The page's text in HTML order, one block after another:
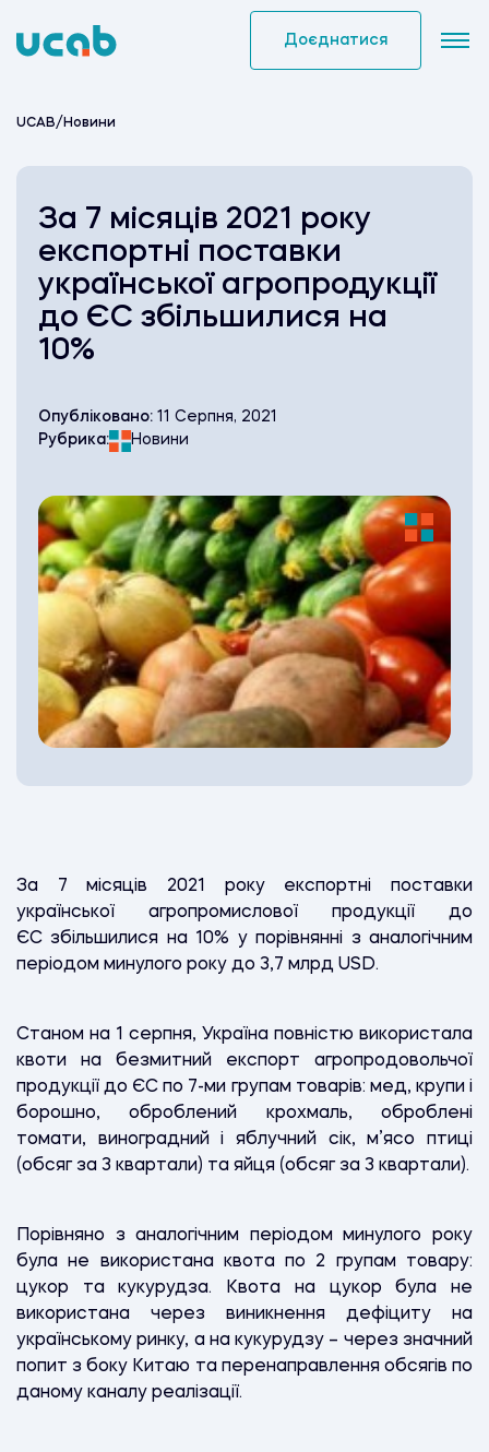
to
Доєднатися
UCAB/ Новини
За 7 місяців 2021 року
експортні поставки
української агропродукції
до ЄС збільшилися на
10%
Опубліковано: 11 Серпня, 2021
Рубрика:
Новини
За 7 місяців 2021 року експортні поставки
української агропромислової продукції до
ЄС збільшилися на 10% у порівнянні з аналогічним
періодом минулого року до 3,7 млрд USD.
Станом на 1 серпня, Україна повністю використала
квоти на безмитний експорт агропродовольчої
продукції до ЄС по 7-ми групам товарів: мед, крупи і
борошно, оброблений крохмаль, оброблені
томати, виноградний і яблучний сік, м’ясо птиці
(обсяг за 3 квартали) та яйця (обсяг за 3 квартали).
Порівняно з аналогічним періодом минулого року
була не використана квота по 2 групам товару:
цукор та кукурудза. Квота на цукор була не
використана через виникнення дефіциту на
українському ринку, а на кукурудзу – через значний
попит з боку Китаю та перенаправлення обсягів по
даному каналу реалізації.